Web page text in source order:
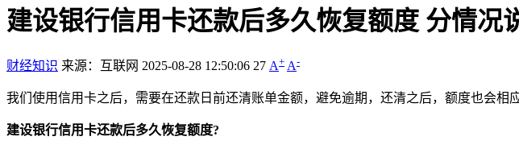
建设银行信用卡还款后多久恢复额度 分情况
财经知识 来源：互联网 2025-08-28 12:50:06 27 A+ A-
我们使用信用卡之后，需要在还款日前还清账单金额，避免逾期，还清之后，额度也会相
建设银行信用卡还款后多久恢复额度?